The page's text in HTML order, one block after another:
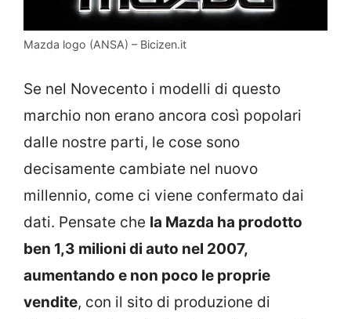
Mazda logo (ANSA) – Bicizen.it
Se nel Novecento i modelli di questo
marchio non erano ancora così popolari
dalle nostre parti, le cose sono
decisamente cambiate nel nuovo
millennio, come ci viene confermato dai
dati. Pensate che la Mazda ha prodotto
ben 1,3 milioni di auto nel 2007,
aumentando e non poco le proprie
vendite, con il sito di produzione di